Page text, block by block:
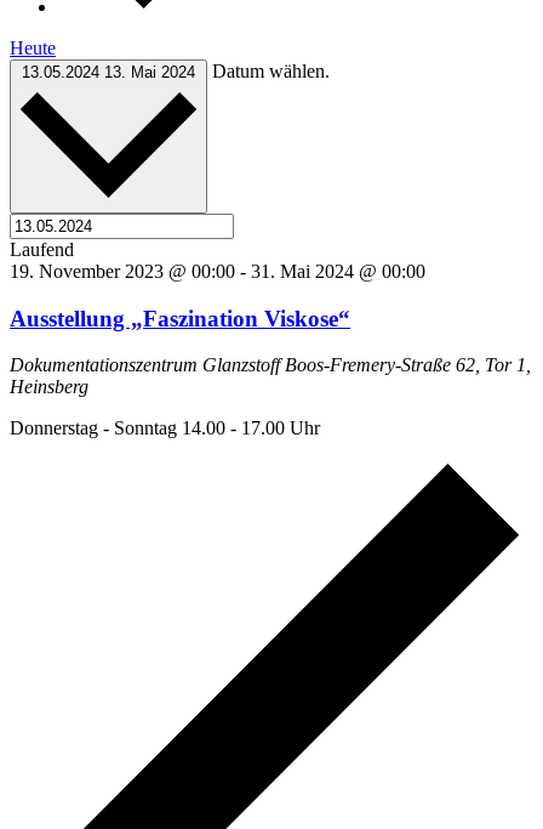
Heute
13.05.2024 13. Mai 2024 Datum wählen.
Laufend
19. November 2023 @ 00:00 - 31. Mai 2024 @ 00:00
Ausstellung „Faszination Viskose“
Dokumentationszentrum GlanzstoffBoos-Fremery-Straße 62, Tor 1,
Heinsberg
Donnerstag - Sonntag 14.00 - 17.00 Uhr